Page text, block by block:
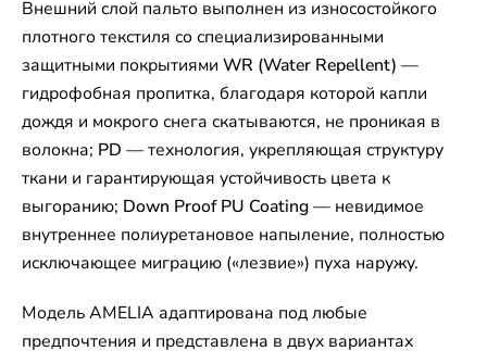
Внешний слой пальто выполнен из износостойкого
плотного текстиля со специализированными
защитными покрытиями WR (Water Repellent) —
гидрофобная пропитка, благодаря которой капли
дождя и мокрого снега скатываются, не проникая в
волокна; PD — технология, укрепляющая структуру
ткани и гарантирующая устойчивость цвета к
выгоранию; Down Proof PU Coating— невидимое
внутреннее полиуретановое напыление, полностью
исключающее миграцию («лезвие») пуха наружу.
Модель AMELIA адаптирована под любые
предпочтения и представлена в двух вариантах